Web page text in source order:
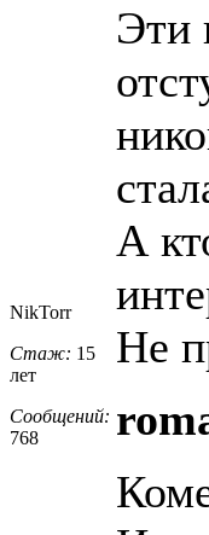
NikTorr
Стаж: 15
лет
Сообщений:
768
Эти
А
Не